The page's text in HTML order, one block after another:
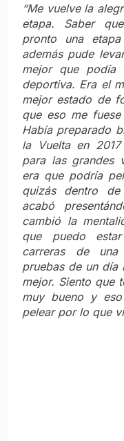
“Me vuelve la
etapa. Saber
pronto una
además pude
mejor que podía
deportiva. Era el
mejor estado de
que eso me
Había preparado
la Vuelta en
para las grandes
era que podría
quizás dentro
acabó
cambió la
que puedo
carreras de
pruebas de un día
mejor. Siento que
muy bueno y
pelear por lo que